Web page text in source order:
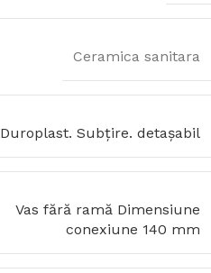
Ceramica sanitara
Duroplast. Subţire. detaşabil
Vas fără ramă Dimensiune
conexiune 140 mm